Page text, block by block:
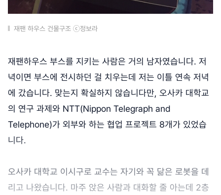
재팬 하우스 건물구조 ⓒ정보라
재팬하우스 부스를 지키는 사람은 거의 남자였습니다. 저
녁이면 부스에 전시하던 걸 치우는데 저는 이틀 연속 저녁
에 갔습니다. 맞는지 확실하지 않습니다만, 오사카 대학교
의 연구 과제와 NTT(Nippon Telegraph and
Telephone)가 외부와 하는 협업 프로젝트 8개가 있었습
니다.
오사카 대학교 이시구로 교수는 자기와 꼭 닮은 로봇을 데
리고 나왔습니다. 마주 앉은 사람과 대화할 줄 아는데 2층